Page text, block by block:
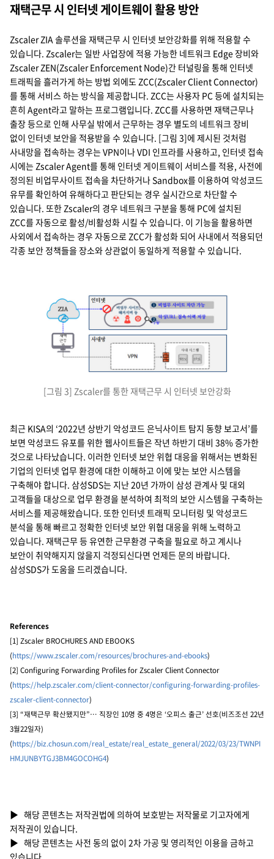
재택근무 시 인터넷 게이트웨이 활용 방안
Zscaler ZIA 솔루션을 재택근무 시 인터넷 보안강화를 위해 적용할 수
있습니다. Zscaler는 일반 사업장에 적용 가능한 네트워크 Edge 장비와
Zscaler ZEN(Zscaler Enforcement Node)간 터널링을 통해 인터넷
트래픽을 흘러가게 하는 방법 외에도 ZCC(Zscaler Client Connector)
를 통해 서비스 하는 방식을 제공합니다. ZCC는 사용자 PC 등에 설치되는
흔히 Agent라고 말하는 프로그램입니다. ZCC를 사용하면 재택근무나
출장 등으로 인해 사무실 밖에서 근무하는 경우 별도의 네트워크 장비
없이 인터넷 보안을 적용받을 수 있습니다. [그림 3]에 제시된 것처럼
사내망을 접속하는 경우는 VPN이나 VDI 인프라를 사용하고, 인터넷 접속
시에는 Zscaler Agent를 통해 인터넷 게이트웨이 서비스를 적용, 사전에
정의된 비업무사이트 접속을 차단하거나 Sandbox를 이용하여 악성코드
유무를 확인하여 유해하다고 판단되는 경우 실시간으로 차단할 수
있습니다. 또한 Zscaler의 경우 네트워크 구분을 통해 PC에 설치된
ZCC를 자동으로 활성/비활성화 시킬 수 있습니다. 이 기능을 활용하면
사외에서 접속하는 경우 자동으로 ZCC가 활성화 되어 사내에서 적용되던
각종 보안 정책들을 장소와 상관없이 동일하게 적용할 수 있습니다.
[그림 3] Zscaler를 통한 재택근무 시 인터넷 보안강화
최근 KISA의 ‘2022년 상반기 악성코드 은닉사이트 탐지 동향 보고서’를
보면 악성코드 유포를 위한 웹사이트들은 작년 하반기 대비 38% 증가한
것으로 나타났습니다. 이러한 인터넷 보안 위협 대응을 위해서는 변화된
기업의 인터넷 업무 환경에 대한 이해하고 이에 맞는 보안 시스템을
구축해야 합니다. 삼성SDS는 지난 20년 가까이 삼성 관계사 및 대외
고객들을 대상으로 업무 환경을 분석하여 최적의 보안 시스템을 구축하는
서비스를 제공해왔습니다. 또한 인터넷 트래픽 모니터링 및 악성코드
분석을 통해 빠르고 정확한 인터넷 보안 위협 대응을 위해 노력하고
있습니다. 재택근무 등 유연한 근무환경 구축을 필요로 하고 계시나
보안이 취약해지지 않을지 걱정되신다면 언제든 문의 바랍니다.
삼성SDS가 도움을 드리겠습니다.
References
[1] Zscaler BROCHURES AND EBOOKS
(https://www.zscaler.com/resources/brochures-and-ebooks)
[2] Configuring Forwarding Profiles for Zscaler Client Connector
(https://help.zscaler.com/client-connector/configuring-forwarding-profiles-
zscaler-client-connector)
[3] “재택근무 확산됐지만”… 직장인 10명 중 4명은 ‘오피스 출근’ 선호(비즈조선 22년
3월22일자)
(https://biz.chosun.com/real_estate/real_estate_general/2022/03/23/TWNPI
HMJUNBYTGJ3BM4GOCOHG4)
▶ 해당 콘텐츠는 저작권법에 의하여 보호받는 저작물로 기고자에게
저작권이 있습니다.
▶ 해당 콘텐츠는 사전 동의 없이 2차 가공 및 영리적인 이용을 금하고
있습니다.